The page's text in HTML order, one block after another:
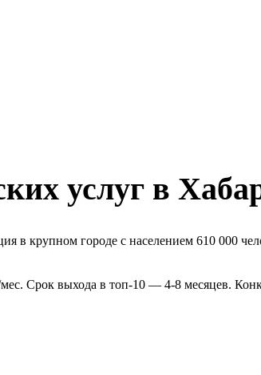
услуг в
в крупном городе с населением 610 000
Срок выхода в топ-10 — 4-8 месяцев.